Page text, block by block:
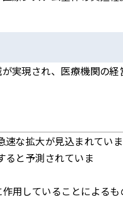
実現され、医療機関の
な拡大が見込まれてい
ると予測されていま
用していることによるも